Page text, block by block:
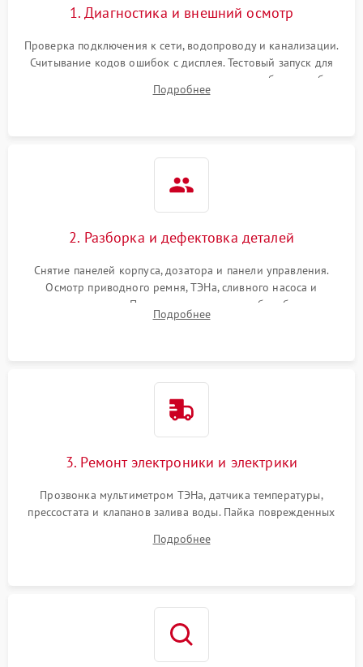
1. Диагностика и внешний осмотр
Проверка подключения к сети, водопроводу и канализации.
Считывание кодов ошибок с дисплея. Тестовый запуск для
выявления посторонних шумов, протечек или сбоев в работе
электронного модуля управления.
Подробнее
2. Разборка и дефектовка деталей
Снятие панелей корпуса, дозатора и панели управления.
Осмотр приводного ремня, ТЭНа, сливного насоса и
амортизаторов. Проверка подшипников барабана и
крестовины на износ, а манжеты люка на разрывы.
Подробнее
3. Ремонт электроники и электрики
Прозвонка мультиметром ТЭНа, датчика температуры,
прессостата и клапанов залива воды. Пайка поврежденных
Восстановление целостности проводки и контактов.
Подробнее